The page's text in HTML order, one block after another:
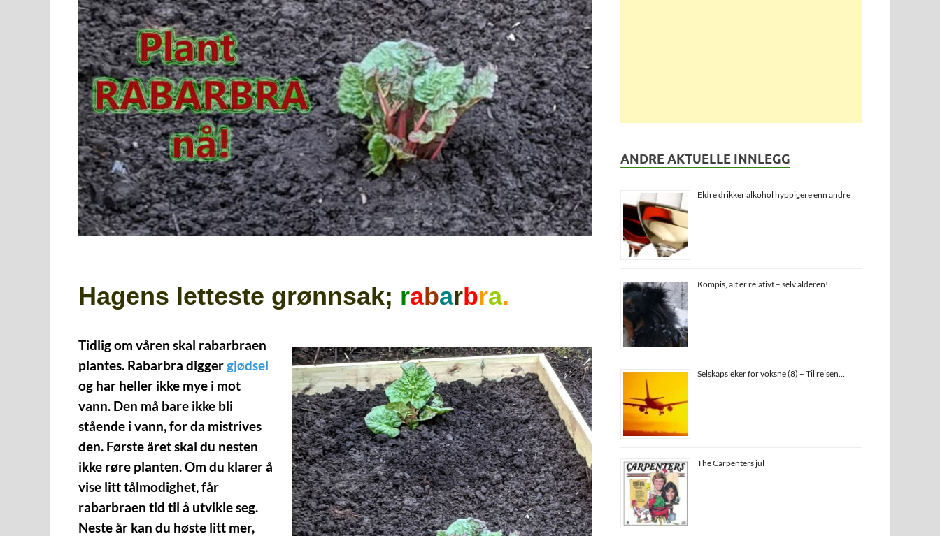
Hagens letteste grønnsak; rabarbra.
Tidlig om våren skal rabarbraen
plantes. Rabarbra diggergjødsel
og har heller ikke mye i mot
vann. Den må bare ikke bli
stående i vann, for da mistrives
den. Første året skal du nesten
ikke røre planten. Om du klarer å
vise litt tålmodighet, får
rabarbraen tid til å utvikle seg.
Neste år kan du høste litt mer,
ANDRE AKTUELLE INNLEGG
Eldre drikker alkohol hyppigere enn andre
Kompis, alt er relativt – selv alderen!
Selskapsleker for voksne (8) – Til reisen…
The Carpenters jul